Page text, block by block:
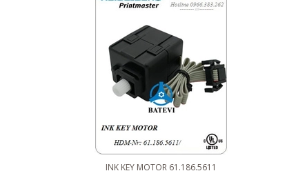
INK KEY MOTOR 61.186.5611